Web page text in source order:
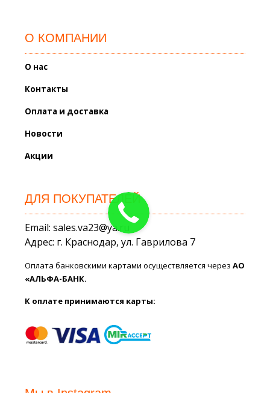
О КОМПАНИИ
О нас
Контакты
Оплата и доставка
Новости
Акции
ДЛЯ ПОКУПАТЕЛЕЙ
Email: sales.va23@ya.ru
Адрес: г. Краснодар, ул. Гаврилова 7
Оплата банковскими картами осуществляется черезАО
«АЛЬФА-БАНК.
К оплате принимаются карты: